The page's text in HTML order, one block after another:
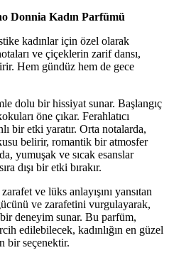
Donnia Kadın Parfümü
kadınlar için özel olarak
ve çiçeklerin zarif dansı,
Hem gündüz hem de gece
dolu bir hissiyat sunar. Başlangıç
öne çıkar. Ferahlatıcı
bir etki yaratır. Orta notalarda,
belirir, romantik bir atmosfer
yumuşak ve sıcak esanslar
dışı bir etki bırakır.
ve lüks anlayışını yansıtan
ve zarafetini vurgulayarak,
deneyim sunar. Bu parfüm,
edilebilecek, kadınlığın en güzel
bir seçenektir.